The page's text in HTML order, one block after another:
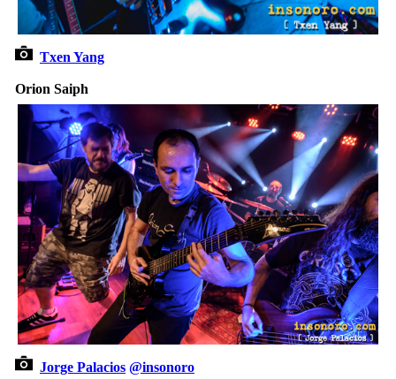
Txen Yang
Orion Saiph
Jorge Palacios @insonoro